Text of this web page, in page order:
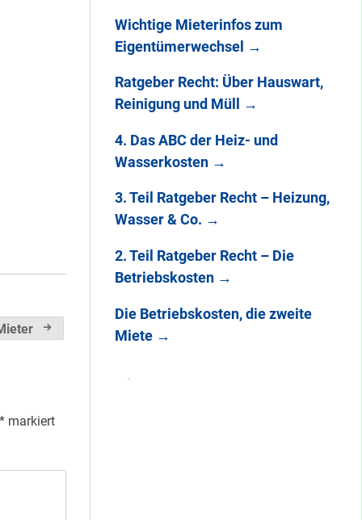
markiert
Wichtige Mieterinfos zum
Eigentümerwechsel →
Ratgeber Recht: Über Hauswart,
Reinigung und Müll
→
4. Das ABC der Heiz- und
Wasserkosten →
3. Teil Ratgeber Recht – Heizung,
Wasser & Co. →
2. Teil Ratgeber Recht – Die
Betriebskosten →
Die Betriebskosten, die zweite
Miete →
zwei Hahnebergen
kam
100 Jahre
Heerstraße